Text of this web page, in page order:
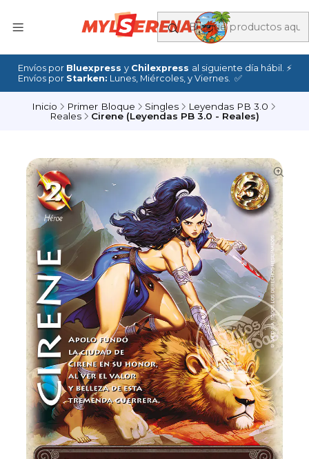
Envíos por Bluexpress y Chilexpress al siguiente día hábil. ⚡
Envíos por Starken: Lunes, Miércoles, y Viernes. ✅
Inicio Primer Bloque Singles
Leyendas PB 3.0
Reales
Cirene (Leyendas PB 3.0 - Reales)